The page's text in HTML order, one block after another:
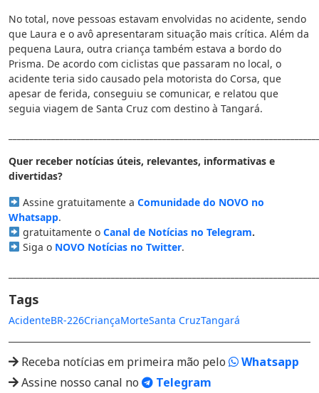
No total, nove pessoas estavam envolvidas no acidente, sendo
que Laura e o avô apresentaram situação mais crítica. Além da
pequena Laura, outra criança também estava a bordo do
Prisma. De acordo com ciclistas que passaram no local, o
acidente teria sido causado pela motorista do Corsa, que
apesar de ferida, conseguiu se comunicar, e relatou que
seguia viagem de Santa Cruz com destino à Tangará.
Quer receber notícias úteis, relevantes, informativas e
divertidas?
Assine gratuitamente a Comunidade do NOVO no
Whatsapp.
gratuitamente o Canal de Notícias no Telegram.
Siga o NOVO Notícias no Twitter.
Tags
AcidenteBR-226CriançaMorteSanta CruzTangará
Receba notícias em primeira mão pelo
Whatsapp
Assine nosso canal no
Telegram